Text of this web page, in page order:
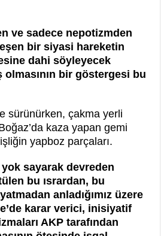
ve sadece nepotizmden
bir siyasi hareketin
dahi söyleyecek
olmasının bir göstergesi bu
sürünürken, çakma yerli
kaza yapan gemi
yapboz parçaları.
sayarak devreden
bu ısrardan, bu
anladığımız üzere
karar verici, inisiyatif
AKP tarafından